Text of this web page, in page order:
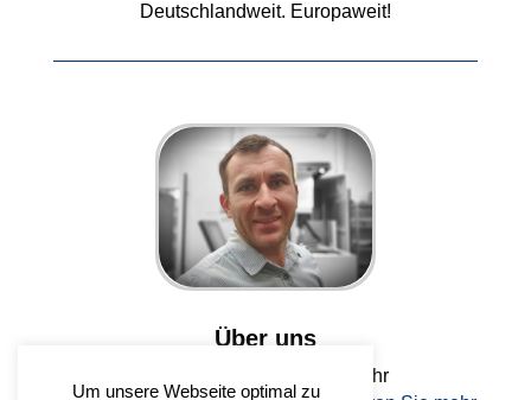
Deutschlandweit. Europaweit!
Über uns
Viktor Gomer hat sich im Jahr
Um unsere Webseite optimal zu